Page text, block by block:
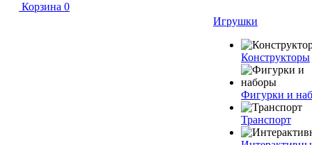
Корзина 0
Игрушки
Конструкторы
Фигурки и
Транспорт